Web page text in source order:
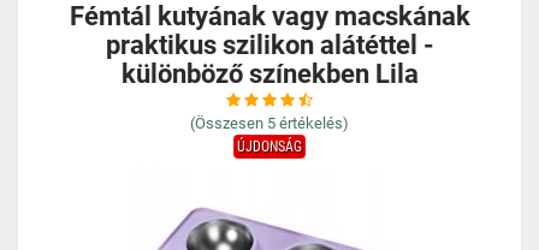
Fémtál kutyának vagy macskának
praktikus szilikon alátéttel -
különböző színekben Lila
(Összesen 5 értékelés)
ÚJDONSÁG